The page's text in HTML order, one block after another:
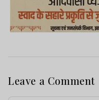
Leave a Comment